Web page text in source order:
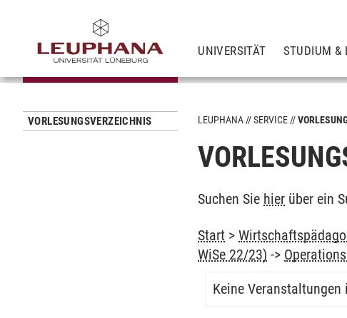
UNIVERSITÄT STUDIUM &
VORLESUNGSVERZEICHNIS LEUPHANA SERVICE
Suchen Sie hier über ein
Start >
WiSe 22/23) ->
Keine